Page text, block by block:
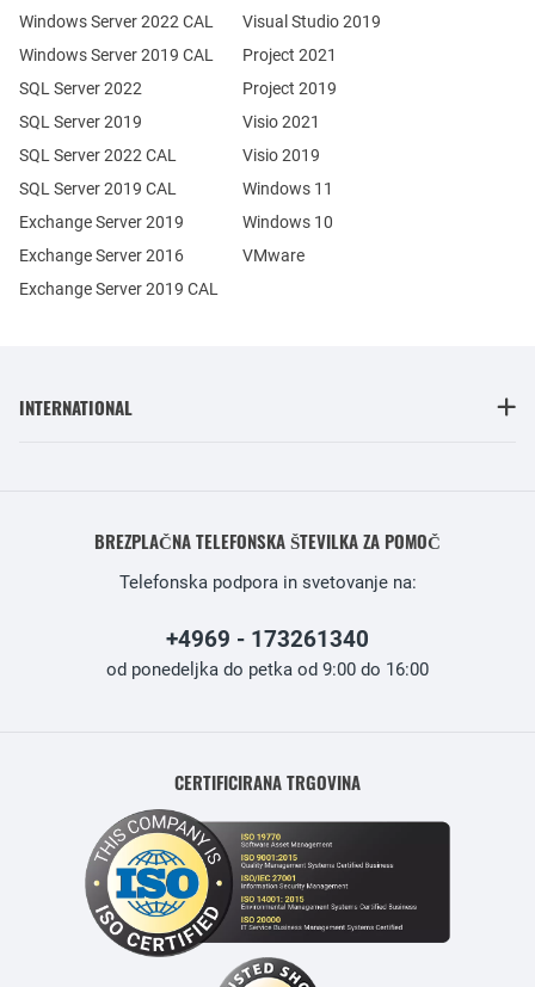
Exchange Server 2019
Exchange Server 2016
SQL Server 2022
SQL Server 2019
Windows Server 2022 CAL
Windows Server 2019 CAL
SQL Server 2022 CAL
SQL Server 2019 CAL
Exchange Server 2019 CAL
Visual Studio 2019
Project 2021
Project 2019
Visio 2021
Visio 2019
Windows 11
Windows 10
VMware
INTERNATIONAL
BREZPLAČNA TELEFONSKA ŠTEVILKA ZA POMOČ
Telefonska podpora in svetovanje na:
+4969 - 173261340
od ponedeljka do petka od 9:00 do 16:00
CERTIFICIRANA TRGOVINA